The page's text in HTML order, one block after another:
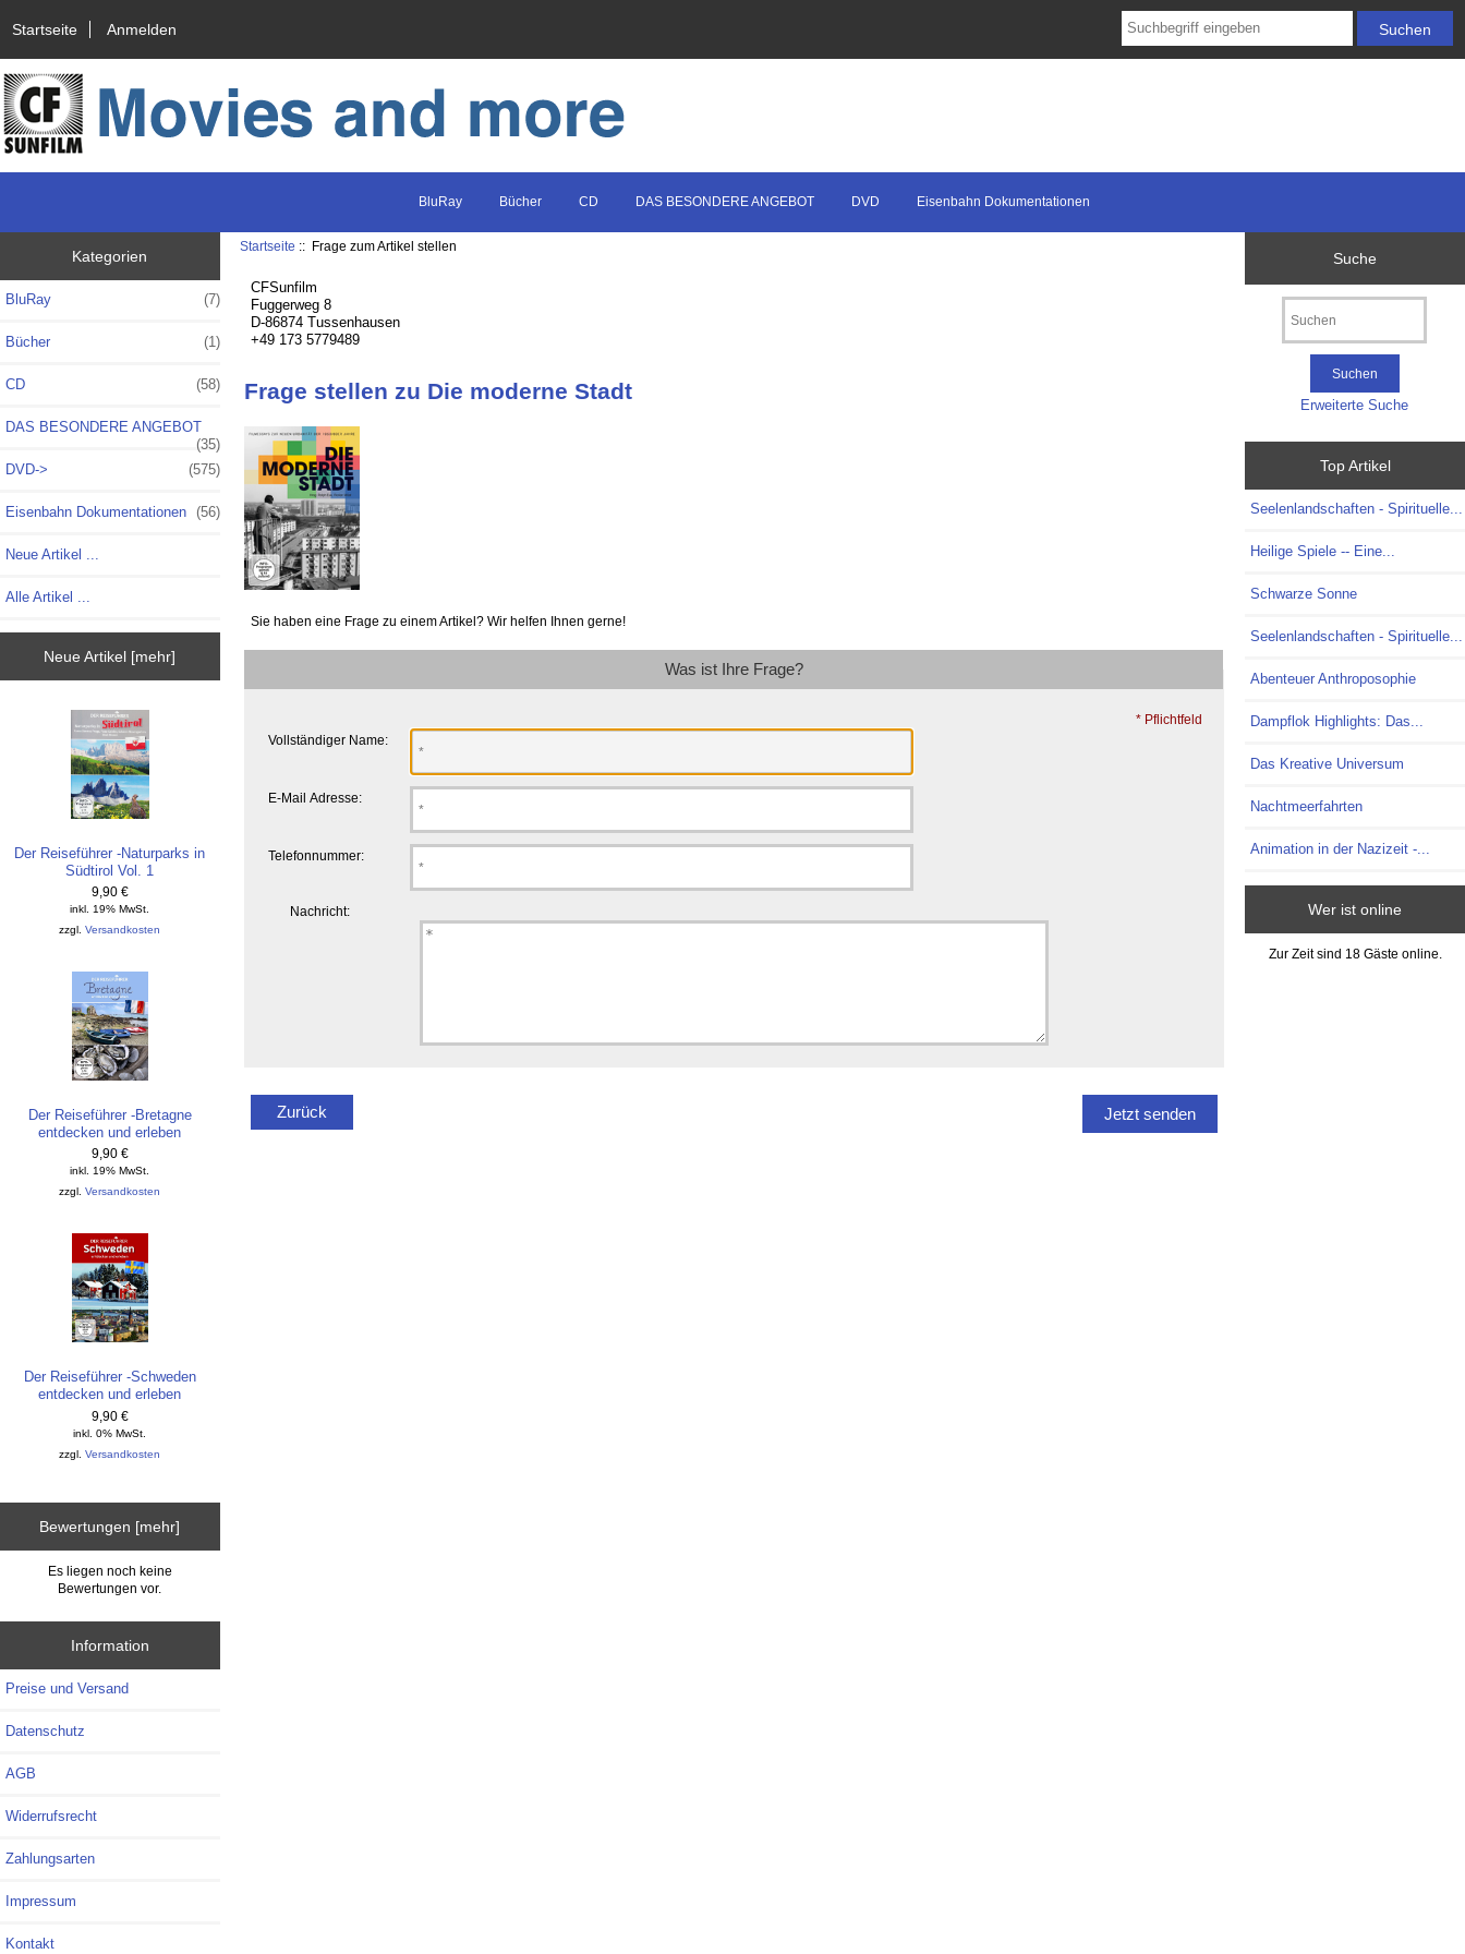
Startseite Anmelden
BluRay Bücher CD DAS BESONDERE ANGEBOT DVD Eisenbahn Dokumentationen
Kategorien
BluRay (7)
Bücher (1)
CD (58)
DAS BESONDERE ANGEBOT
(35)
DVD->
(575)
Eisenbahn Dokumentationen (56)
Neue Artikel ...
Alle Artikel ...
Neue Artikel [mehr]
Der Reiseführer -Naturparks in
Südtirol Vol. 1
9,90 €
inkl. 19% MwSt.
zzgl.Versandkosten
Der Reiseführer -Bretagne
entdecken und erleben
9,90 €
inkl. 19% MwSt.
zzgl.Versandkosten
Der Reiseführer -Schweden
entdecken und erleben
9,90 €
inkl. 0% MwSt.
zzgl.Versandkosten
Bewertungen [mehr]
Es liegen noch keine
Bewertungen vor.
Information
Preise und Versand
Datenschutz
AGB
Widerrufsrecht
Zahlungsarten
Impressum
Kontakt
Startseite :: Frage zum Artikel stellen
CFSunfilm
Fuggerweg 8
D-86874 Tussenhausen
+49 173 5779489
Frage stellen zu Die moderne Stadt
Sie haben eine Frage zu einem Artikel? Wir helfen Ihnen gerne!
Was ist Ihre Frage?
* Pflichtfeld
Vollständiger Name:
E-Mail Adresse:
Telefonnummer:
Nachricht:
Zurück
Suche
Erweiterte Suche
Top Artikel
Seelenlandschaften - Spirituelle...
Heilige Spiele -- Eine...
Schwarze Sonne
Seelenlandschaften - Spirituelle...
Abenteuer Anthroposophie
Dampflok Highlights: Das...
Das Kreative Universum
Nachtmeerfahrten
Animation in der Nazizeit -...
Wer ist online
Zur Zeit sind 18 Gäste online.